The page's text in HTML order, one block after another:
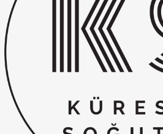
Elektrikli
Fan
Fırın, Ocak ve
Klima